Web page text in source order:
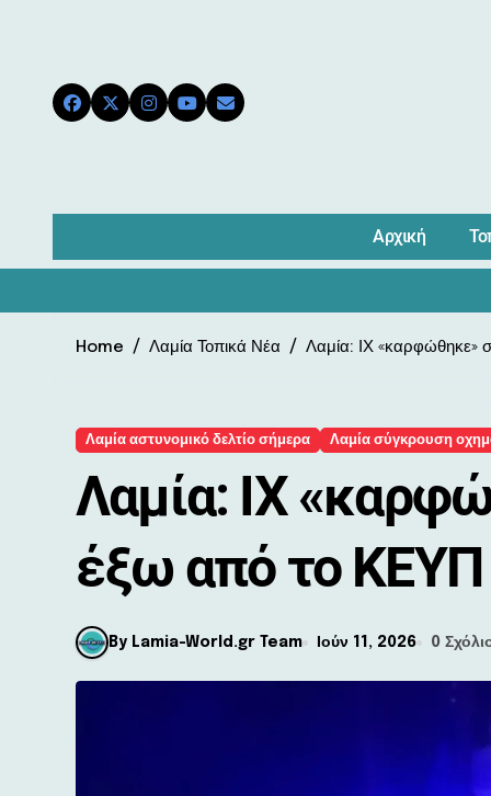
Αρχική
Home Λαμία Τοπικά Νέα Λαμία: ΙΧ «καρφώθηκε»
Λαμία αστυνομικό δελτίο σήμερα Λαμία σύγκρουση
Λαμία: ΙΧ
έξω από το ΚΕΥΠ
By Lamia-World.gr Team Ιούν 11, 2026 0